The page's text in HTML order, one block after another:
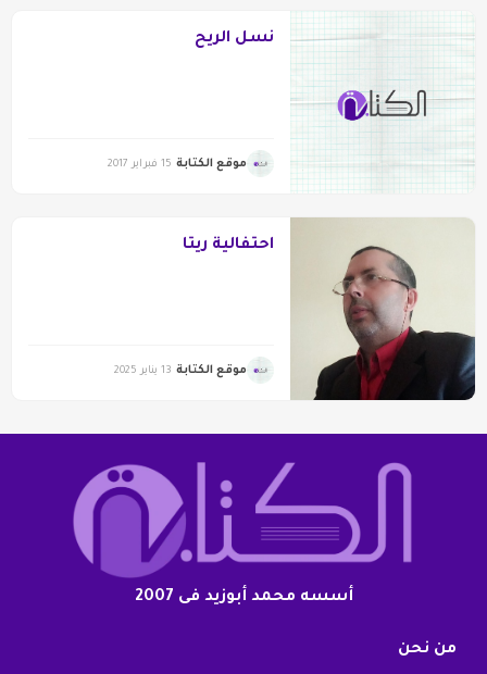
نسل الريح
موقع الكتابة 15 فبراير 2017
احتفالية ريتا
موقع الكتابة 13 يناير 2025
أسسه محمد أبوزيد فى 2007
من نحن